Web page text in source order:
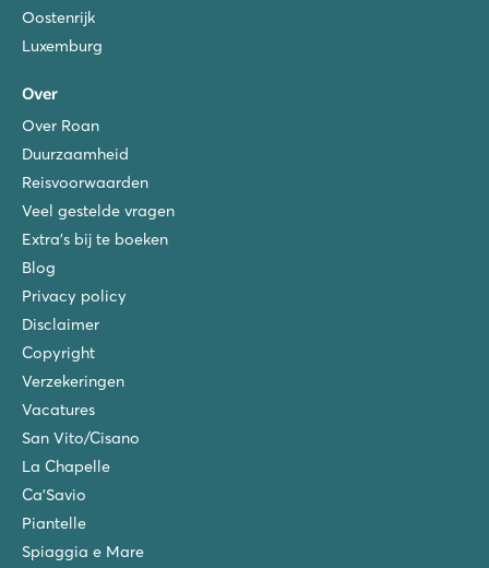
Oostenrijk
Luxemburg
Over
Over Roan
Duurzaamheid
Reisvoorwaarden
Veel gestelde vragen
Extra's bij te boeken
Blog
Privacy policy
Disclaimer
Copyright
Verzekeringen
Vacatures
San Vito/Cisano
La Chapelle
Ca'Savio
Piantelle
Spiaggia e Mare